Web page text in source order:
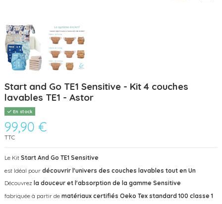
Start and Go TE1 Sensitive - Kit 4 couches
lavables TE1 - Astor
En stock
99,90 €
TTC
Le Kit Start And Go TE1 Sensitive
est Idéal pour découvrir l'univers des couches lavables tout en Un
Découvrez la douceur et l'absorption de la gamme Sensitive
fabriquée à partir de matériaux certifiés Oeko Tex standard 100 classe 1